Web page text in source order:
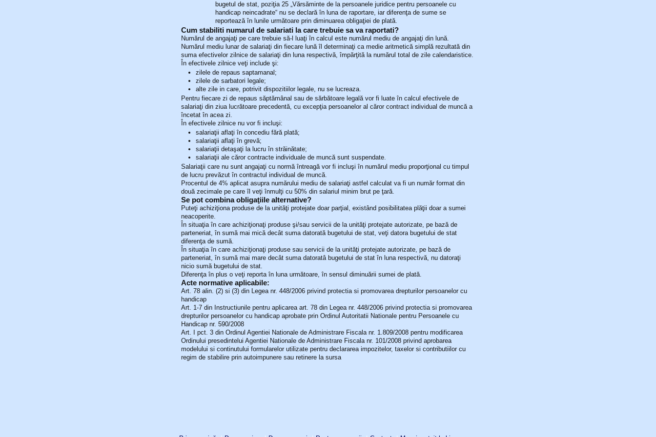
bugetul de stat, poziţia 25 „Vărsăminte de la persoanele juridice pentru persoanele cu
handicap neincadrate“ nu se declară în luna de raportare, iar diferenţa de sume se
reportează în lunile următoare prin diminuarea obligaţiei de plată.
Cum stabiliti numarul de salariati la care trebuie sa va raportati?
Numărul de angajaţi pe care trebuie să-l luaţi în calcul este numărul mediu de angajaţi din lună.
Numărul mediu lunar de salariaţi din fiecare lună îl determinaţi ca medie aritmetică simplă rezultată din
suma efectivelor zilnice de salariaţi din luna respectivă, împărţită la numărul total de zile calendaristice.
În efectivele zilnice veţi include şi:
zilele de repaus saptamanal;
zilele de sarbatori legale;
alte zile in care, potrivit dispozitiilor legale, nu se lucreaza.
Pentru fiecare zi de repaus săptămânal sau de sărbătoare legală vor fi luate în calcul efectivele de
salariaţi din ziua lucrătoare precedentă, cu excepţia persoanelor al căror contract individual de muncă a
încetat în acea zi.
În efectivele zilnice nu vor fi incluşi:
salariaţii aflaţi în concediu fără plată;
salariaţii aflaţi în grevă;
salariaţii detaşaţi la lucru în străinătate;
salariaţii ale căror contracte individuale de muncă sunt suspendate.
Salariaţii care nu sunt angajaţi cu normă întreagă vor fi incluşi în numărul mediu proporţional cu timpul
de lucru prevăzut în contractul individual de muncă.
Procentul de 4% aplicat asupra numărului mediu de salariaţi astfel calculat va fi un număr format din
două zecimale pe care îl veţi înmulţi cu 50% din salariul minim brut pe ţară.
Se pot combina obligaţiile alternative?
Puteţi achiziţiona produse de la unităţi protejate doar parţial, existând posibilitatea plăţii doar a sumei
neacoperite.
În situaţia în care achiziţionaţi produse şi/sau servicii de la unităţi protejate autorizate, pe bază de
parteneriat, în sumă mai mică decât suma datorată bugetului de stat, veţi datora bugetului de stat
diferenţa de sumă.
În situaţia în care achiziţionaţi produse sau servicii de la unităţi protejate autorizate, pe bază de
parteneriat, în sumă mai mare decât suma datoratâ bugetului de stat în luna respectivă, nu datoraţi
nicio sumă bugetului de stat.
Diferenţa în plus o veţi reporta în luna următoare, în sensul diminuării sumei de plată.
Acte normative aplicabile:
Art. 78 alin. (2) si (3) din Legea nr. 448/2006 privind protectia si promovarea drepturilor persoanelor cu
handicap
Art. 1-7 din Instructiunile pentru aplicarea art. 78 din Legea nr. 448/2006 privind protectia si promovarea
drepturilor persoanelor cu handicap aprobate prin Ordinul Autoritatii Nationale pentru Persoanele cu
Handicap nr. 590/2008
Art. I pct. 3 din Ordinul Agentiei Nationale de Administrare Fiscala nr. 1.809/2008 pentru modificarea
Ordinului presedintelui Agentiei Nationale de Administrare Fiscala nr. 101/2008 privind aprobarea
modelului si continutului formularelor utilizate pentru declararea impozitelor, taxelor si contributiilor cu
regim de stabilire prin autoimpunere sau retinere la sursa